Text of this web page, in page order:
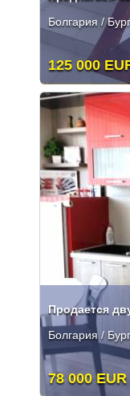
Болгария /
125 000
Болгария /
78 000 EUR